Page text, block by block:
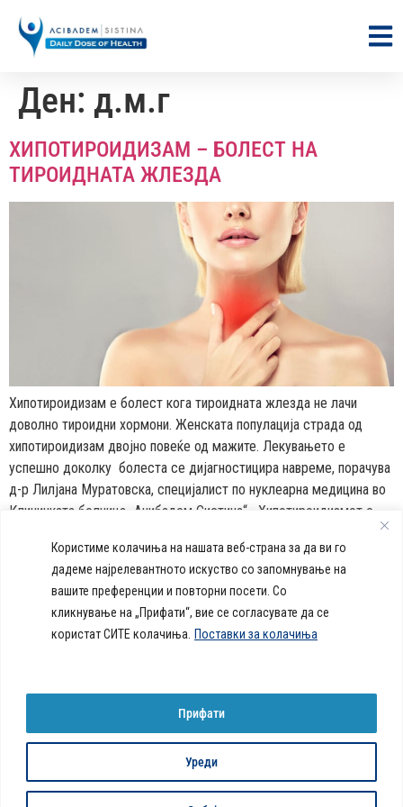
Користиме колачиња на нашата веб-страна за да ви го
дадеме најрелевантното искуство со запомнување на
вашите преференции и повторни посети. Со
кликнување на „Прифати“, вие се согласувате да се
користат СИТЕ колачиња. Поставки за колачиња
Уреди
Прифати
Ден: д.м.г
ХИПОТИРОИДИЗАМ – БОЛЕСТ НА
ТИРОИДНАТА ЖЛЕЗДА
Хипотироидизам е болест кога тироидната жлезда не лачи
доволно тироидни хормони. Женската популација страда од
хипотироидизам двојно повеќе од мажите. Лекувањето е
успешно доколку болеста се дијагностицира навреме, порачува
д-р Лилјана Муратовска, специјалист по нуклеарна медицина во
Клиничката болница „Аџибадем Систина“. „Хипотироидизмот е
организмот или отсуство […]
Daily Dose Of Health -
портал кој ќе ви ги одговори
сите прашања за вашето
здравје и ќе ви даде совети
callcenter@acibademsistina.mk
+ 389 2 30 99 500
© 2026 Сите права се задржаниПолитика за колачиња на веб-страница